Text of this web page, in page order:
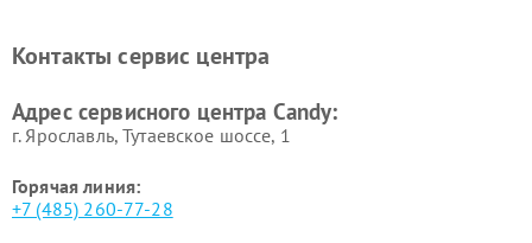
Контакты сервис центра
Адрес сервисного центра Candy:
г. Ярославль, Тутаевское шоссе, 1
Горячая линия:
+7 (485) 260-77-28